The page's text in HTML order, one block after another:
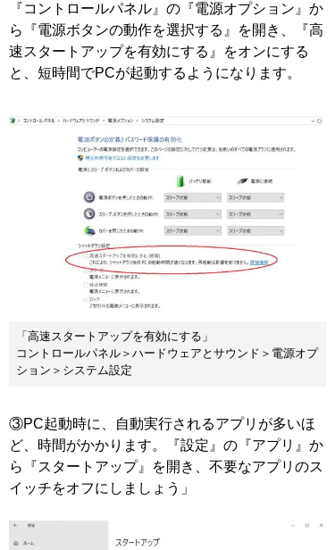
『コントロールパネル』の『電源オプション』か
ら『電源ボタンの動作を選択する』を開き、『高
速スタートアップを有効にする』をオンにする
と、短時間でPCが起動するようになります。
「高速スタートアップを有効にする」
コントロールパネル＞ハードウェアとサウンド＞電源オプ
ション＞システム設定
③PC起動時に、自動実行されるアプリが多いほ
ど、時間がかかります。『設定』の『アプリ』か
ら『スタートアップ』を開き、不要なアプリのス
イッチをオフにしましょう」